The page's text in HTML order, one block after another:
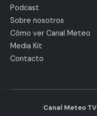
Podcast
Sobre nosotros
Cómo ver Canal Meteo
Media Kit
Contacto
Canal Meteo TV